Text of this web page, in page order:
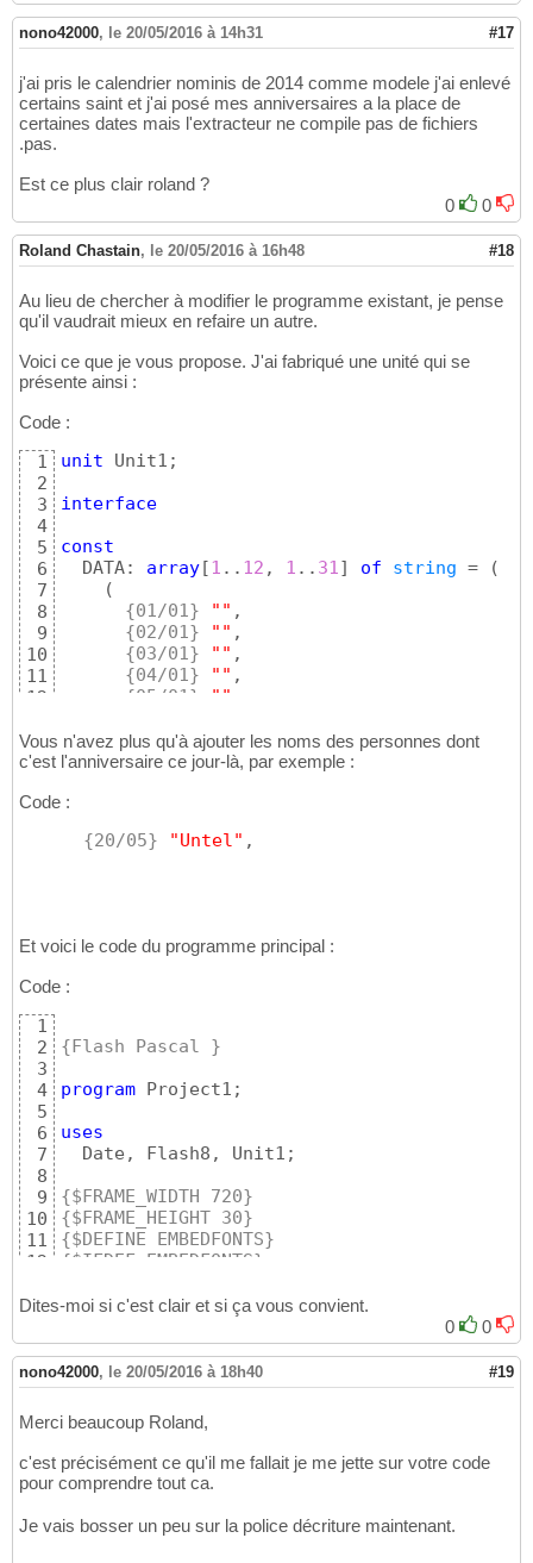
nono42000, le 20/05/2016 à 14h31 #17
j'ai pris le calendrier nominis de 2014 comme modele j'ai enlevé
certains saint et j'ai posé mes anniversaires a la place de
certaines dates mais l'extracteur ne compile pas de fichiers
.pas.
Est ce plus clair roland ?
0
0
Roland Chastain, le 20/05/2016 à 16h48 #18
Au lieu de chercher à modifier le programme existant, je pense
qu'il vaudrait mieux en refaire un autre.
Voici ce que je vous propose. J'ai fabriqué une unité qui se
présente ainsi :
Code :
1
2
3
4
5
6
7
8
9
10
11
12
14
15
17
24
25
26
27
28
29
30
31
32
33
34
35
36
37
38
unit Unit1;
interface
const
  DATA:
array [1 .. 12 , 1 .. 31] of string =
(
(
{01/01}
"" ,
{02/01}
"" ,
{03/01}
"" ,
{04/01}
"" ,
{05/01}
""
{07/01} "",
{08/01} "",
{12/01}
""
{17/01} "",
{21/01}
""
""
{23/01}
"" ,
{24/01}
,
{26/01}
,
{27/01}
""
{28/01}
"",
{29/01}
"",
{30/01}
"",
{31/01}
""
Vous n'avez plus qu'à ajouter les noms des personnes dont
c'est l'anniversaire ce jour-là, par exemple :
Code :
{20/05} "Untel" ,
Et voici le code du programme principal :
Code :
1
2
3
4
5
6
7
8
9
10
11
12
14
16
17
18
19
20
21
22
24
{Flash Pascal }
program Project1;
uses
  Date, Flash8, Unit1;
{$FRAME_WIDTH 720}
{$FRAME_HEIGHT 30}
{$DEFINE EMBEDFONTS}
{$IFDEF EMBEDFONTS}
{$ENDIF}
var
  t: TextField;
  f: TextFormat;
  month, day:
begin
with TDate.Create do
begin
    month := GetMonth +
1;
    day := GetDate;
Dites-moi si c'est clair et si ça vous convient.
0
0
nono42000, le 20/05/2016 à 18h40 #19
Merci beaucoup Roland,
c'est précisément ce qu'il me fallait je me jette sur votre code
pour comprendre tout ca.
Je vais bosser un peu sur la police décriture maintenant.